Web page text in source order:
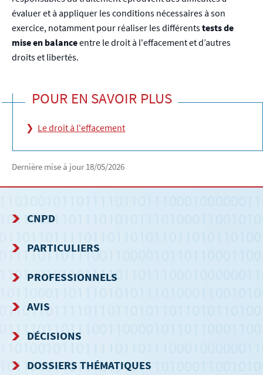
évaluer et à appliquer les conditions nécessaires à son
exercice, notamment pour réaliser les différentstests de
mise en balanceentre le droit à l'effacement et d’autres
droits et libertés.
POUR EN SAVOIR PLUS
Le droit à l'effacement
Dernière mise à jour 18/05/2026
MENU
DE
NAVIGATION
CNPD
PARTICULIERS
PROFESSIONNELS
AVIS
DÉCISIONS
DOSSIERS THÉMATIQUES